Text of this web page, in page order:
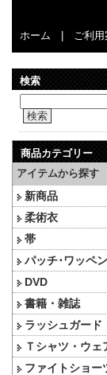
ホーム ご利用
検索
検索
商品カテゴリー
アイテムから探す
新商品
柔術衣
帯
パッチ･ワッペン
DVD
書籍・雑誌
ラッシュガード
Ｔシャツ・ウェ
ファイトショー